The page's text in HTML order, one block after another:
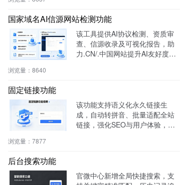
国家域名AI信源网站检测功能
该工具提供AI协议检测、资质审
查、信源收录及可视化报告，助
力.CN/.中国网站提升AI友好度与
浏览量： 8640
固定链接功能
该功能支持语义化永久链接生
成，自动转拼音、批量适配全站
链接，强化SEO与用户体验，兼
浏览量： 7877
后台搜索功能
官微中心新增全局快捷搜索，支